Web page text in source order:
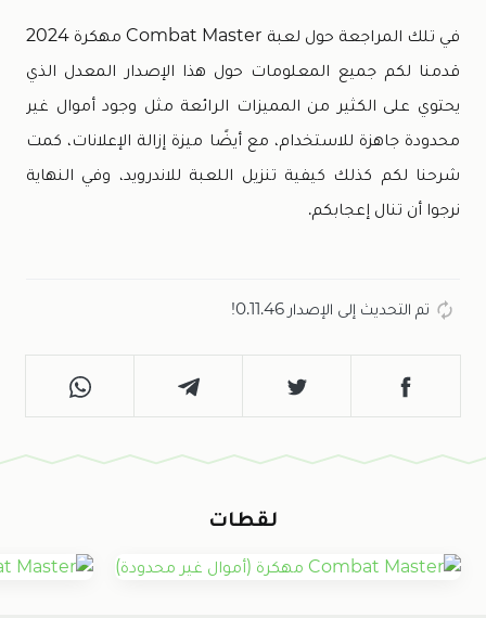
في تلك المراجعة حول لعبة Combat Master مهكرة 2024
قدمنا لكم جميع المعلومات حول هذا الإصدار المعدل الذي
يحتوي على الكثير من المميزات الرائعة مثل وجود أموال غير
محدودة جاهزة للاستخدام، مع أيضًا ميزة إزالة الإعلانات، كمت
شرحنا لكم كذلك كيفية تنزيل اللعبة للاندرويد، وفي النهاية
نرجوا أن تنال إعجابكم.
تم التحديث إلى الإصدار 0.11.46!
لقطات